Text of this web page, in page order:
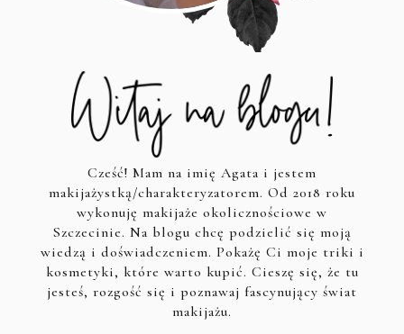
Cześć! Mam na imię Agata i jestem
makijażystką/charakteryzatorem. Od 2018 roku
wykonuję makijaże okolicznościowe w
Szczecinie. Na blogu chcę podzielić się moją
wiedzą i doświadczeniem. Pokażę Ci moje triki i
kosmetyki, które warto kupić. Cieszę się, że tu
jesteś, rozgość się i poznawaj fascynujący świat
makijażu.